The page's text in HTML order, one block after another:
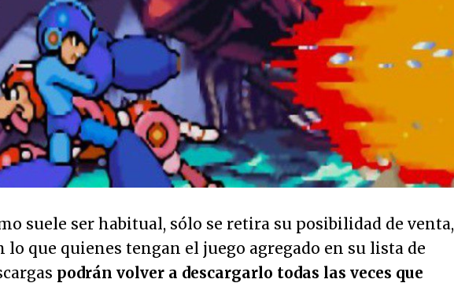
suele ser habitual, sólo se retira su posibilidad de venta,
lo que quienes tengan el juego agregado en su lista de
podrán volver a descargarlo todas las veces que